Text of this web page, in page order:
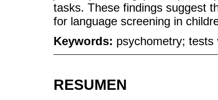
tasks. These findings suggest
for language screening in
Keywords: psychometry; tests
RESUMEN